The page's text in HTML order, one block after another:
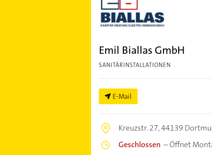
Emil Biallas GmbH
SANITÄRINSTALLATIONEN
E-Mail
Kreuzstr. 27,44139
Geschlossen –Öffnet